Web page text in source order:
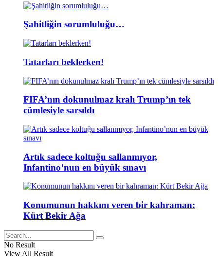
Şahitliğin sorumluluğu…
Tatarları beklerken!
FIFA’nın dokunulmaz kralı Trump’ın tek
cümlesiyle sarsıldı
Artık sadece koltuğu sallanmıyor,
Infantino’nun en büyük sınavı
Konumunun hakkını veren bir kahraman:
Kürt Bekir Ağa
No Result
View All Result